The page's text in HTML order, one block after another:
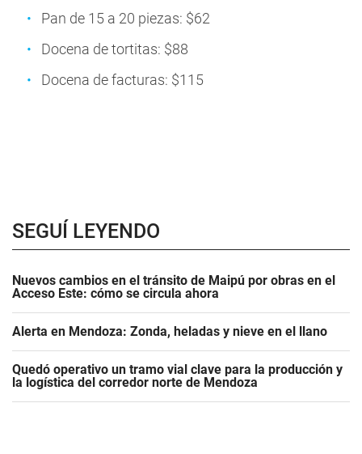
Pan de 15 a 20 piezas: $62
Docena de tortitas: $88
Docena de facturas: $115
SEGUÍ LEYENDO
Nuevos cambios en el tránsito de Maipú por obras en el
Acceso Este: cómo se circula ahora
Alerta en Mendoza: Zonda, heladas y nieve en el llano
Quedó operativo un tramo vial clave para la producción y
la logística del corredor norte de Mendoza